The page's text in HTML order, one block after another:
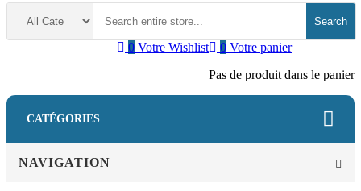
Search
0 Votre panier
Pas de produit dans le panier
0 Votre Wishlist
CATÉGORIES
NAVIGATION